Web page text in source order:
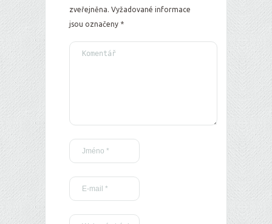
zveřejněna. Vyžadované informace
jsou označeny *